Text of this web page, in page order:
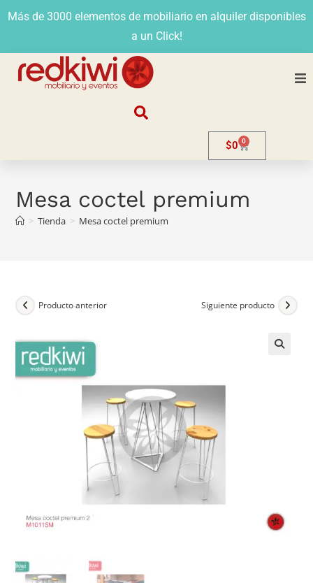
Más de 3000 elementos de mobiliario en alquiler disponibles
a un Click!
Contacto
$0 0
Mesa coctel premium
> Tienda > Mesa coctel premium
Producto anterior Siguiente producto